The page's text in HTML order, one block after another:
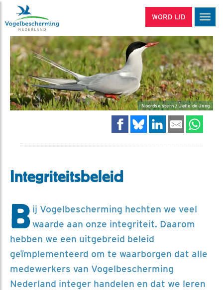
WORD LID
Noordse stern / Jelle de Jong
Integriteitsbeleid
B ij Vogelbescherming hechten we veel
waarde aan onze integriteit. Daarom
hebben we een uitgebreid beleid
geïmplementeerd om te waarborgen dat alle
medewerkers van Vogelbescherming
Nederland integer handelen en dat we leren